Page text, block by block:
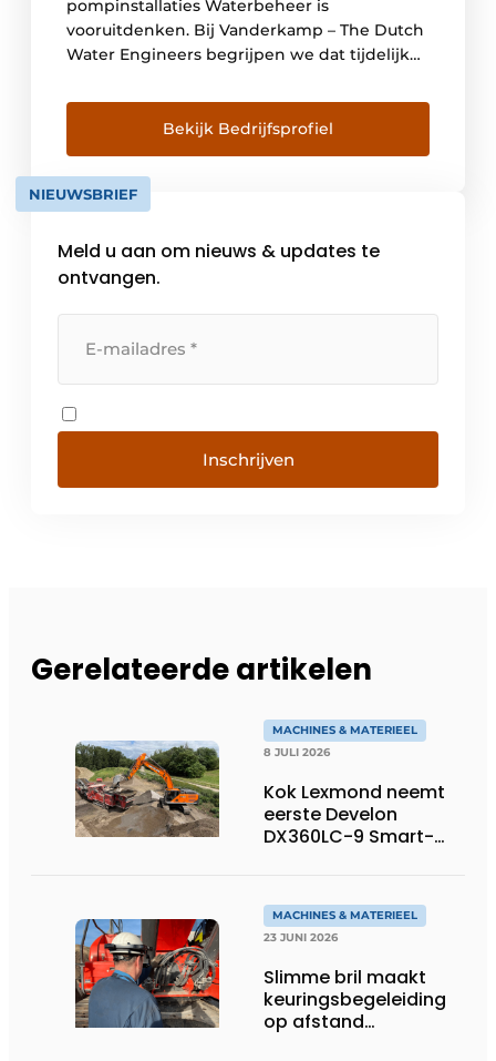
pompinstallaties Waterbeheer is
vooruitdenken. Bij Vanderkamp – The Dutch
Water Engineers begrijpen we dat tijdelijke
technische oplossing; ze zijn een cruciaal
onderdeel van infrastructuur, waterbouw en
industrie. Daarom bieden wij
maatwerkoplossingen voor tijdelijke
pompinstallaties in oppervlaktewater,
bluswater. Met meer dan […]
Bekijk Bedrijfsprofiel
NIEUWSBRIEF
Meld u aan om nieuws & updates te
ontvangen.
Inschrijven
Gerelateerde artikelen
MACHINES & MATERIEEL
8 JULI 2026
Kok Lexmond neemt
eerste Develon
DX360LC-9 Smart-
MACHINES & MATERIEEL
23 JUNI 2026
Slimme bril maakt
keuringsbegeleiding
op afstand